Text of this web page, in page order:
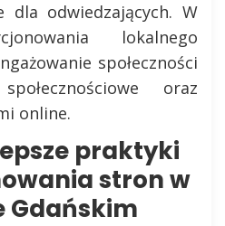
dla odwiedzających. W
lokalnego
społeczności
oraz
online.
praktyki
stron w
Gdańskim